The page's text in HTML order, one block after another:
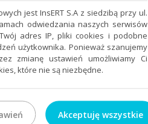
przez biuro rachunkowe?
jest InsERT S.A z siedzibą przy ul.
odwiedzania naszych serwisów
adres IP, pliki cookies i podobne
użytkownika. Ponieważ szanujemy
zmianę ustawień umożliwiamy Ci
które nie są niezbędne.
Akceptuję wszystkie